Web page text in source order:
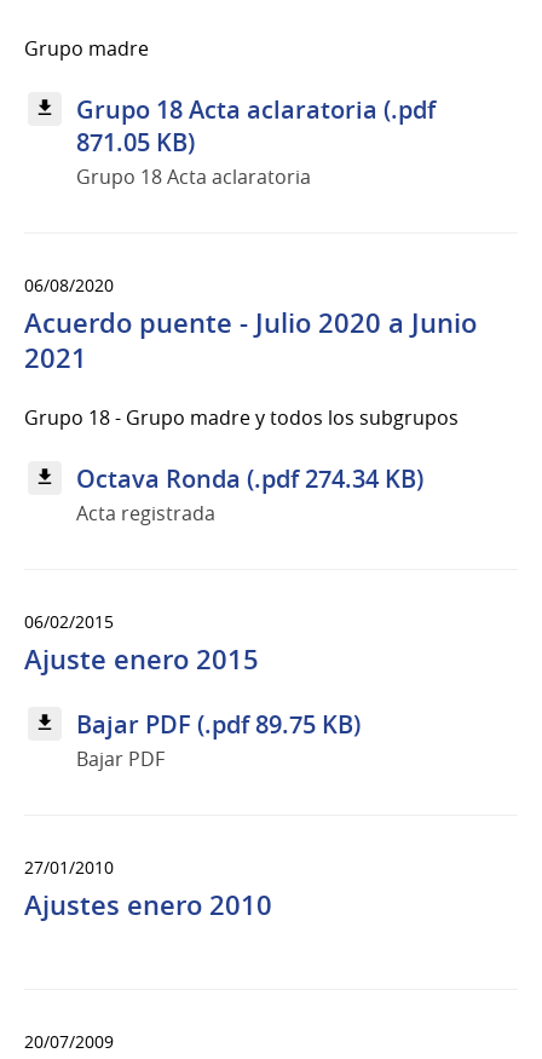
Grupo madre
Grupo 18 Acta aclaratoria (.pdf
871.05 KB)
Grupo 18 Acta aclaratoria
06/08/2020
Acuerdo puente - Julio 2020 a Junio
2021
Grupo 18 - Grupo madre y todos los subgrupos
Octava Ronda (.pdf 274.34 KB)
Acta registrada
06/02/2015
Ajuste enero 2015
Bajar PDF (.pdf 89.75 KB)
Bajar PDF
27/01/2010
Ajustes enero 2010
20/07/2009